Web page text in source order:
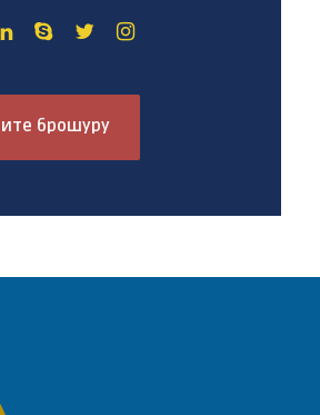
брошуру